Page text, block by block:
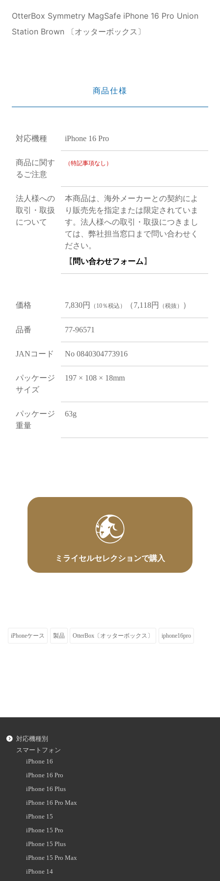
OtterBox Symmetry MagSafe iPhone 16 Pro Union
Station Brown 〔オッターボックス〕
商品仕様
対応機種 iPhone 16 Pro
商品に関す
るご注意
（特記事項なし）
法人様への
取引・取扱
について
本商品は、海外メーカーとの契約によ
り販売先を指定または限定されていま
す。法人様への取引・取扱につきまし
ては、弊社担当窓口まで問い合わせく
ださい。
【 問い合わせフォーム 】
価格 7,830円 （10％税込） （7,118円 （税抜） ）
品番 77-96571
JANコード No 0840304773916
パッケージ
サイズ
197 × 108 × 18mm
パッケージ
重量
63g
ミライセルセレクションで購入
iPhoneケース 製品 OtterBox〔オッターボックス〕 iphone16pro
対応機種別
スマートフォン
iPhone 16
iPhone 16 Pro
iPhone 16 Plus
iPhone 16 Pro Max
iPhone 15
iPhone 15 Pro
iPhone 15 Plus
iPhone 15 Pro Max
iPhone 14